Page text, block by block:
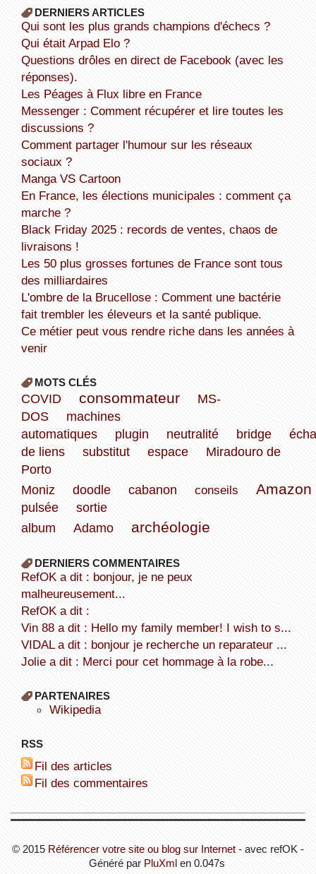
DERNIERS ARTICLES
Qui sont les plus grands champions d'échecs ?
Qui était Arpad Elo ?
Questions drôles en direct de Facebook (avec les
réponses).
Les Péages à Flux libre en France
Messenger : Comment récupérer et lire toutes les
discussions ?
Comment partager l'humour sur les réseaux
sociaux ?
Manga VS Cartoon
En France, les élections municipales : comment ça
marche ?
Black Friday 2025 : records de ventes, chaos de
livraisons !
Les 50 plus grosses fortunes de France sont tous
des milliardaires
L'ombre de la Brucellose : Comment une bactérie
fait trembler les éleveurs et la santé publique.
Ce métier peut vous rendre riche dans les années à
venir
MOTS CLÉS
COVID consommateur
MS-
DOS
machines
automatiques
plugin neutralité bridge
de liens
substitut espace
Miradouro de
Porto
Moniz
doodle cabanon conseils Amazon
pulsée
sortie
album
Adamo archéologie
DERNIERS COMMENTAIRES
refOK a dit : bonjour, je ne peux
malheureusement...
refOK a dit :
Vin 88 a dit : Hello my family member! I wish to s...
VIDAL a dit : bonjour je recherche un reparateur ...
Jolie a dit : Merci pour cet hommage à la robe...
PARTENAIRES
wikipedia
RSS
Fil des articles
Fil des commentaires
© 2015 Référencer votre site ou blog sur Internet - avec refOK -
Généré par PluXmlen 0.047s